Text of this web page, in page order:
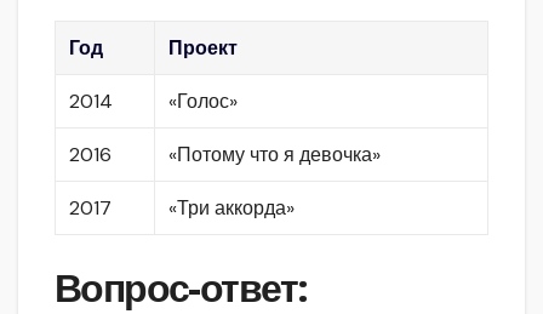
Год Проект
2014 «Голос»
2016 «Потому что я девочка»
2017 «Три аккорда»
Вопрос-ответ: